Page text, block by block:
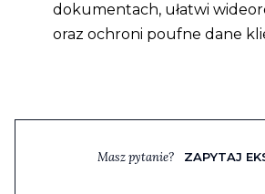
dokumentach, ułatwi
oraz ochroni poufne dane
Masz pytanie? ZAPYTAJ